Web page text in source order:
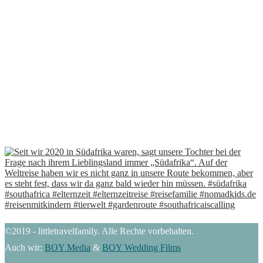
©2019 - littletravelfamily. Alle Rechte vorbehalten.
Auch wir: BOY Media & BOY Wedding Films